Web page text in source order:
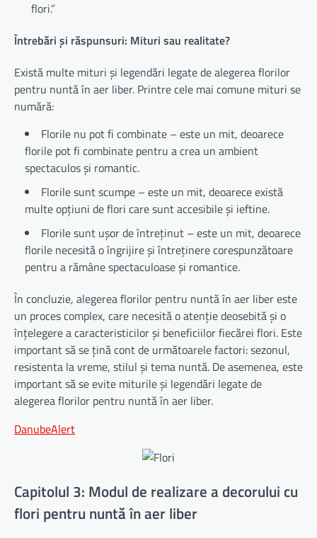
flori.”
Întrebări și răspunsuri: Mituri sau realitate?
Există multe mituri și legendări legate de alegerea florilor
pentru nuntă în aer liber. Printre cele mai comune mituri se
numără:
Florile nu pot fi combinate – este un mit, deoarece
florile pot fi combinate pentru a crea un ambient
spectaculos și romantic.
Florile sunt scumpe – este un mit, deoarece există
multe opțiuni de flori care sunt accesibile și ieftine.
Florile sunt ușor de întreținut – este un mit, deoarece
florile necesită o îngrijire și întreținere corespunzătoare
pentru a rămâne spectaculoase și romantice.
În concluzie, alegerea florilor pentru nuntă în aer liber este
un proces complex, care necesită o atenție deosebită și o
înțelegere a caracteristicilor și beneficiilor fiecărei flori. Este
important să se țină cont de următoarele factori: sezonul,
resistenta la vreme, stilul și tema nuntă. De asemenea, este
important să se evite miturile și legendări legate de
alegerea florilor pentru nuntă în aer liber.
DanubeAlert
Capitolul 3: Modul de realizare a decorului cu
flori pentru nuntă în aer liber